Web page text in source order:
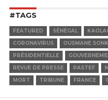
#TAGS
FEATURED SÉNÉGAL
CORONAVIRUS
OUSMANE
PRÉSIDENTIELLE
REVUE DE PRESSE
PASTEF
MORT
TRIBUNE FRANCE